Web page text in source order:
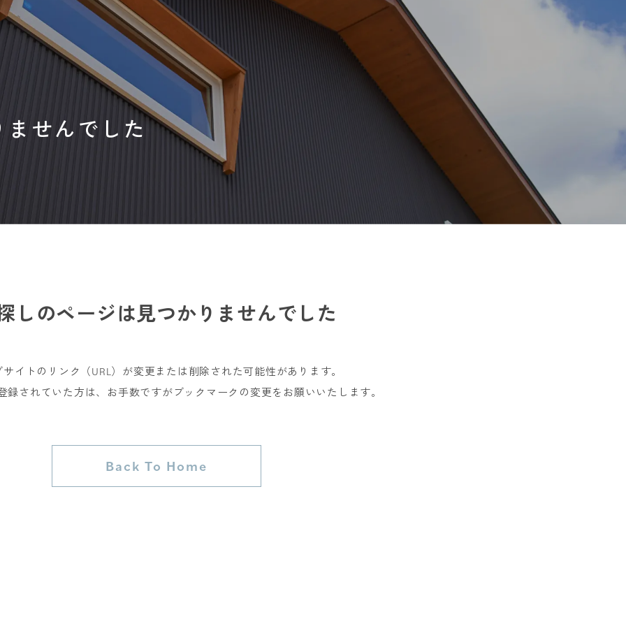
Works
Company
Contact
せんでした
しのページは見つかりませんでした
サイトのリンク（URL）が変更または削除された可能性があります。
録されていた方は、お手数ですがブックマークの変更をお願いいたします。
Back To Home